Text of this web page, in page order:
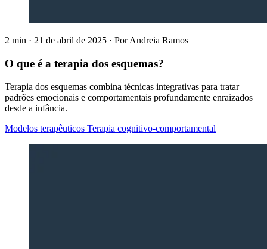
2 min · 21 de abril de 2025 · PorAndreia Ramos
O que é a terapia dos esquemas?
Terapia dos esquemas combina técnicas integrativas para tratar
padrões emocionais e comportamentais profundamente enraizados
desde a infância.
Modelos terapêuticos Terapia cognitivo-comportamental